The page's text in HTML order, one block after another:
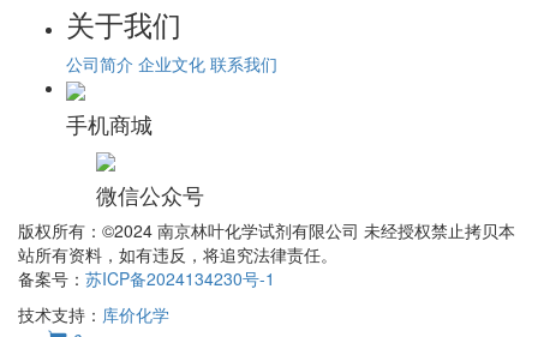
关于我们
公司简介 企业文化 联系我们
手机商城
微信公众号
版权所有：©2024 南京林叶化学试剂有限公司 未经授权禁止拷贝本
站所有资料，如有违反，将追究法律责任。
备案号： 苏ICP备2024134230号-1
技术支持： 库价化学